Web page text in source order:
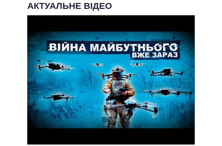
АКТУАЛЬНЕ ВІДЕО